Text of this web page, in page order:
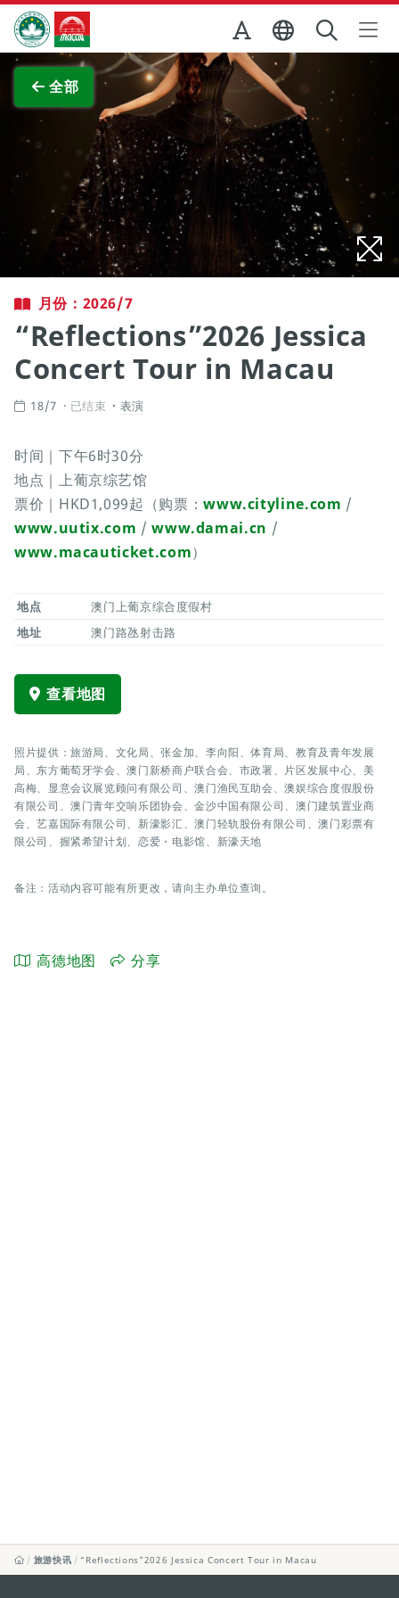
跳至主内容
澳门特别行政区政府旅游局
全部
查看原图
月份：2026/7
“Reflections”2026 Jessica
Concert Tour in Macau
18/7 已结束 表演
时间｜下午6时30分
地点｜上葡京综艺馆
票价｜HKD1,099起（购票：www.cityline.com /
www.uutix.com /www.damai.cn /
www.macauticket.com）
地点
澳门上葡京综合度假村
地址
澳门路氹射击路
查看地图
照片提供：旅游局、文化局、张金加、李向阳、体育局、教育及青年发展
局、东方葡萄牙学会、澳门新桥商户联合会、市政署、片区发展中心、美
高梅、显意会议展览顾问有限公司、澳门渔民互助会、澳娱综合度假股份
有限公司、澳门青年交响乐团协会、金沙中国有限公司、澳门建筑置业商
会、艺嘉国际有限公司、新濠影汇、澳门轻轨股份有限公司、澳门彩票有
限公司、握紧希望计划、恋爱・电影馆、新濠天地
备注：活动内容可能有所更改，请向主办单位查询。
高德地图 分享
旅游快讯 “Reflections”2026 Jessica Concert Tour in Macau